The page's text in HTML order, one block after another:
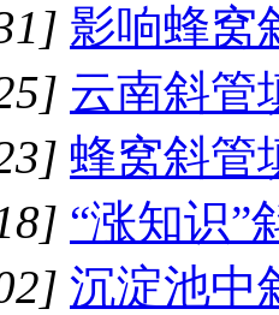
影响蜂窝
云南斜管
蜂窝斜管
“涨知识”
沉淀池中